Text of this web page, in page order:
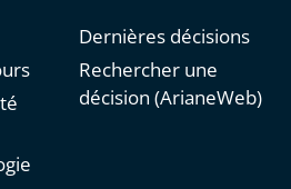
le
Dernières décisions
Rechercher une
décision (ArianeWeb)